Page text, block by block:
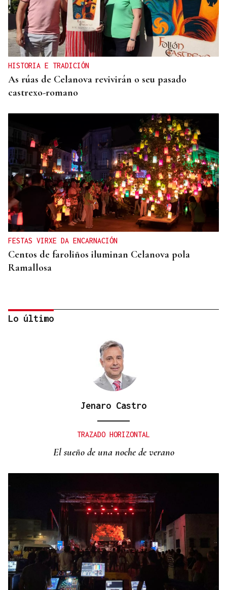
HISTORIA E TRADICIÓN
As rúas de Celanova revivirán o seu pasado
castrexo-romano
FESTAS VIRXE DA ENCARNACIÓN
Centos de faroliños iluminan Celanova pola
Ramallosa
Galería | Celanova vuelve a disfrutar bajo la luz de
Lo último
Jenaro Castro
TRAZADO HORIZONTAL
El sueño de una noche de verano